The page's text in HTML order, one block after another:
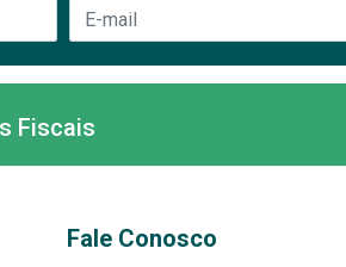
Fiscais
Fale Conosco